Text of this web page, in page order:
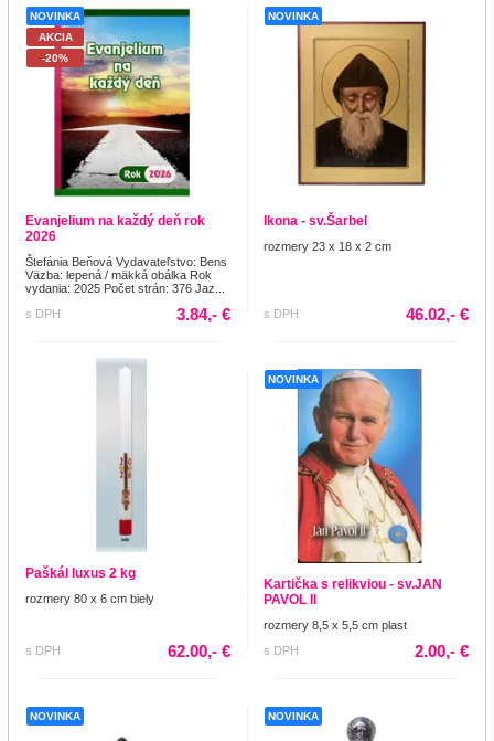
NOVINKA
AKCIA
-20%
Evanjelium na každý deň rok
2026
Štefánia Beňová Vydavateľstvo: Bens
Väzba: lepená / mäkká obálka Rok
vydania: 2025 Počet strán: 376 Jaz...
s DPH
3.84,- €
NOVINKA
Ikona - sv.Šarbel
rozmery 23 x 18 x 2 cm
s DPH 46.02,- €
Paškál luxus 2 kg
rozmery 80 x 6 cm biely
s DPH 62.00,- €
NOVINKA
Kartička s relikviou - sv.JAN
PAVOL II
rozmery 8,5 x 5,5 cm plast
s DPH
2.00,- €
NOVINKA NOVINKA